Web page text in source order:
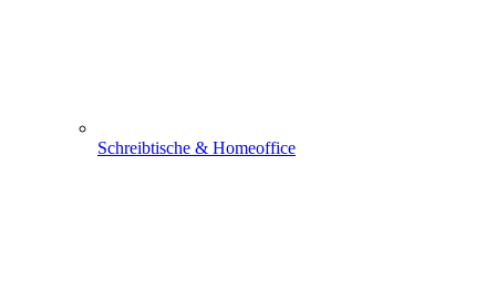
Schreibtische & Homeoffice